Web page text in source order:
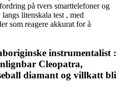
på tvers smarttelefoner og
litenskala test , med
som reagere akkurat for å
instrumentalist :
Cleopatra,
diamant og villkatt bli